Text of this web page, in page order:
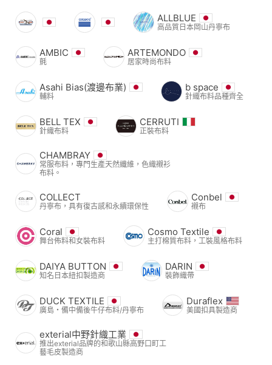
ALLBLUE
高品質日本岡山丹寧布
AMBIC
氈
ARTEMONDO
居家時尚布料
Asahi Bias(渡邊布業)
輔料
b space
針織布料品種齊全
BELL TEX
針織布料
CERRUTI
正裝布料
CHAMBRAY
常服布料，專門生產天然纖維，色織襯衫
布料。
COLLECT
丹寧布，具有復古感和永續環保性
Conbel
襯布
Coral
舞台佈料和女裝布料
Cosmo Textile
主打棉質布料，工裝風格布料
DAIYA BUTTON
知名日本紐扣製造商
DARIN
裝飾織帶
DUCK TEXTILE
廣島・備中備後牛仔布料/丹寧布
Duraflex
美國扣具製造商
exterial中野針織工業
推出exterial品牌的和歌山縣高野口町工
藝毛皮製造商